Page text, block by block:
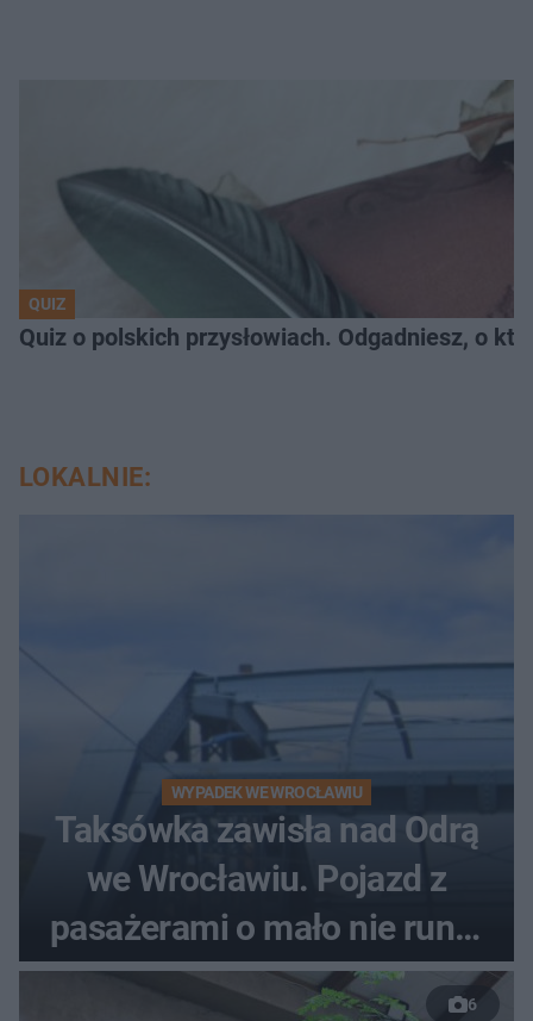
QUIZ
Quiz o polskich przysłowiach. Odgadniesz, o
LOKALNIE:
WYPADEK WE WROCŁAWIU
Taksówka zawisła nad Odrą
we Wrocławiu. Pojazd z
pasażerami o mało nie runął
do rzeki
6